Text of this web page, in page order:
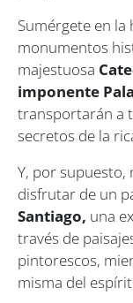
Sumérgete en
monumentos
majestuosa
imponente
transportarán a
secretos de la
Y, por supuesto,
disfrutar de un
Santiago, una
través de
pintorescos,
misma del